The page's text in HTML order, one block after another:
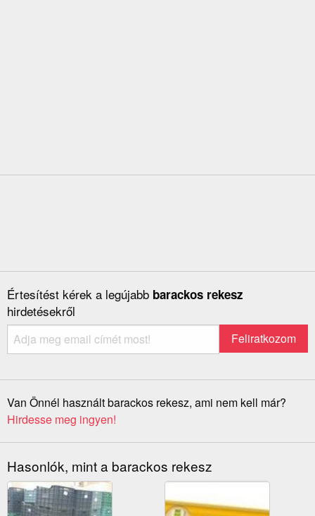
Értesítést kérek a legújabb barackos rekesz
hirdetésekről
Van Önnél használt barackos rekesz, ami nem kell már?
Hirdesse meg ingyen!
Hasonlók, mint a barackos rekesz